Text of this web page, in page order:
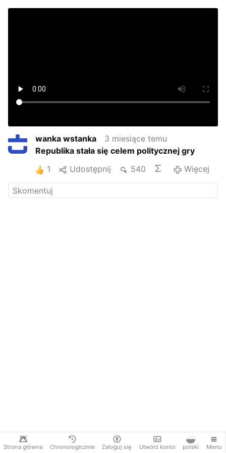
Strona główna Chronologicznie Zaloguj się Utwórz konto polski Menu
wanka wstanka
3 miesiące temu
Republika stała się celem politycznej gry
1
Udostępnij 540 Więcej